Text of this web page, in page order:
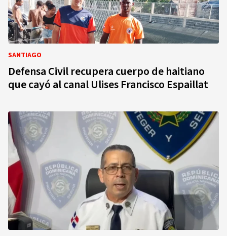
SANTIAGO
Defensa Civil recupera cuerpo de haitiano
que cayó al canal Ulises Francisco Espaillat